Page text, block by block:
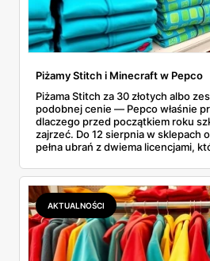
Piżamy Stitch i Minecraft w Pepco
Piżama Stitch za 30 złotych albo
podobnej cenie — Pepco właśnie
dlaczego przed początkiem roku
zajrzeć. Do 12 sierpnia w sklepach
pełna ubrań z dwiema licencjami,
ceny z Sinsay, Reserved i H&M. I
różnice bywają większe, niż się
co dokładnie znajdziesz na
pospieszyć.
AKTUALNOŚCI